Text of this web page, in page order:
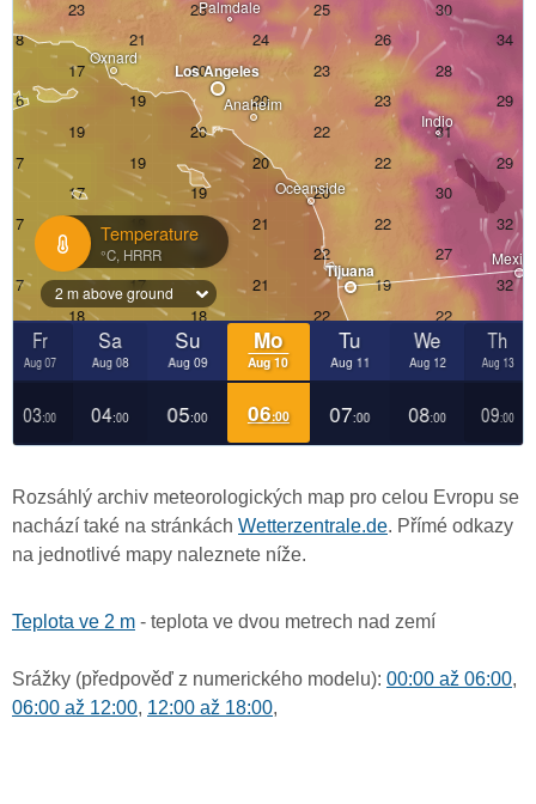
Rozsáhlý archiv meteorologických map pro celou Evropu se
nachází také na stránkách Wetterzentrale.de. Přímé odkazy
na jednotlivé mapy naleznete níže.
Teplota ve 2 m - teplota ve dvou metrech nad zemí
Srážky (předpověď z numerického modelu): 00:00 až 06:00,
06:00 až 12:00, 12:00 až 18:00,